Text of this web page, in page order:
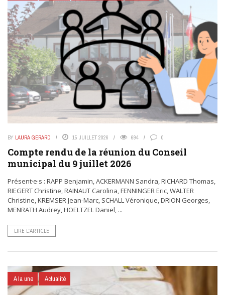
BY LAURA GERARD 15 JUILLET 2026 694 0
Compte rendu de la réunion du Conseil
municipal du 9 juillet 2026
Présent·e·s : RAPP Benjamin, ACKERMANN Sandra, RICHARD Thomas,
RIEGERT Christine, RAINAUT Carolina, FENNINGER Eric, WALTER
Christine, KREMSER Jean-Marc, SCHALL Véronique, DRION Georges,
MENRATH Audrey, HOELTZEL Daniel, ...
LIRE L’ARTICLE
A la une Actualité